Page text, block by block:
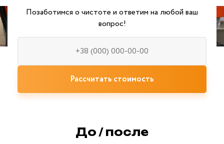
Позаботимся о чистоте и ответим на любой ваш
вопрос!
Рассчитать стоимость
До / после